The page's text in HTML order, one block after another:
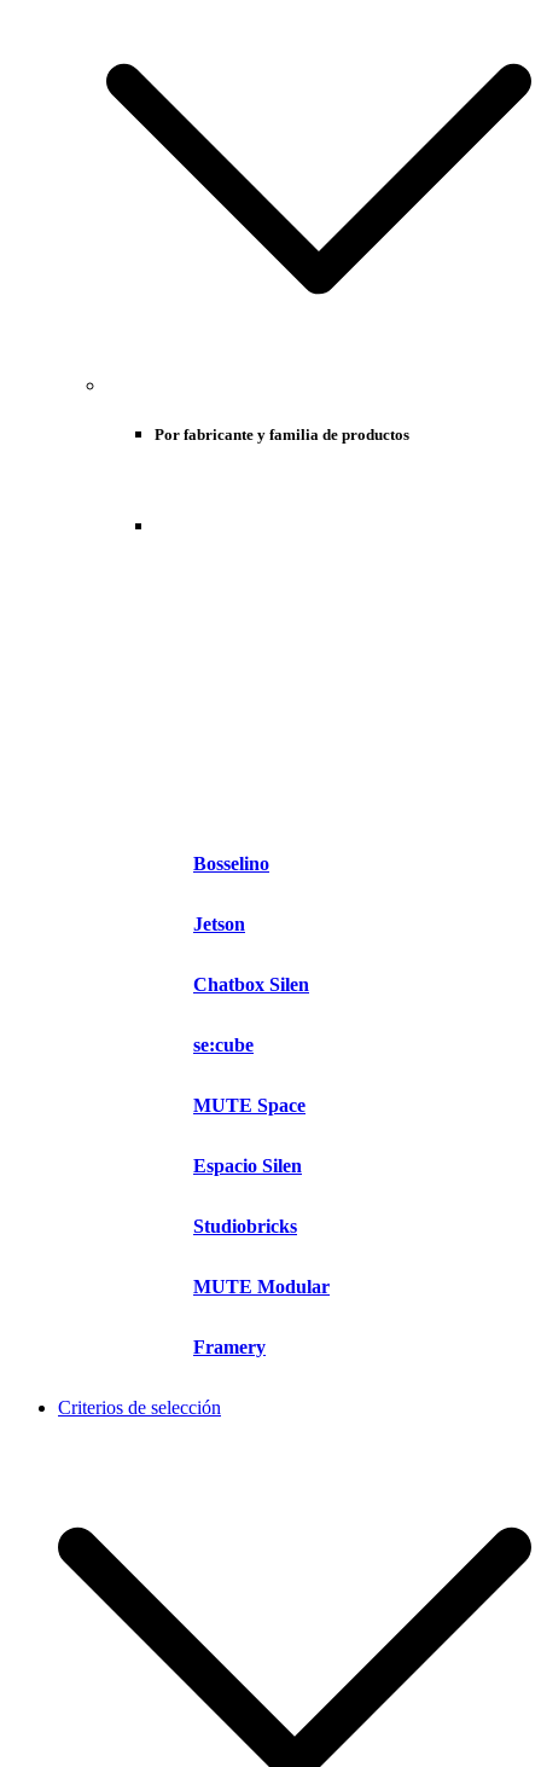
Por fabricante y familia de productos
Bosselino
Jetson
Chatbox Silen
se:cube
MUTE Space
Espacio Silen
Studiobricks
MUTE Modular
Framery
Criterios de selección